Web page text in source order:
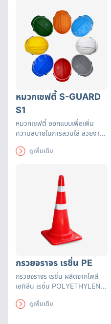
หมวกเซฟตี้ S-GUARD
S1
หมวกเซฟตี้ ออกแบบเพื่อเพิ่ม
ความสบายในการสวมใส่ สวยงาม
ระหว่างการสวมใส่หมวกนิรภัยรุ่นนี้
ดูเพิ่มเติม
กรวยจราจร เรซิ่น PE
กรวยจราจร เรซิ่น ผลิตจากโพลี
เอทิลีน เรซิ่น POLYETHYLENE
คืนรูปได้เร็ว ทนทานต่อแรงทับจาก
ดูเพิ่มเติม